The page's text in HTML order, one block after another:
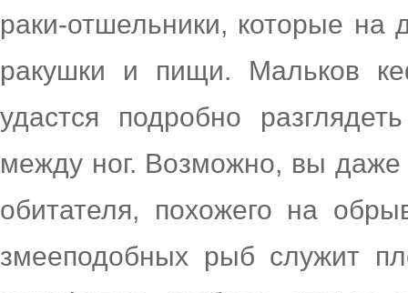
раки-отшельники, которые на
ракушки и пищи. Мальков
удастся подробно
между ног. Возможно, вы даже
обитателя, похожего на
змееподобных рыб служит